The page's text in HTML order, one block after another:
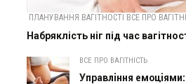
ПЛАНУВАННЯ ВАГІТНОСТІ ВСЕ ПРО
Набряклість ніг під час
ВСЕ ПРО ВАГІТНІСТЬ
Управління